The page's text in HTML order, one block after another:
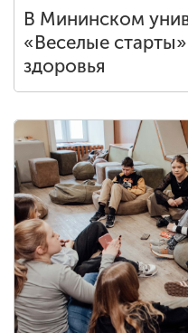
В Мининском
«Веселые
здоровья